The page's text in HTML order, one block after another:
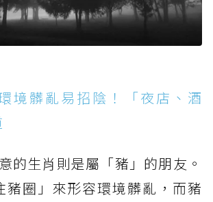
境髒亂易招陰！「夜店、酒
的生肖則是屬「豬」的朋友。
豬圈」來形容環境髒亂，而豬